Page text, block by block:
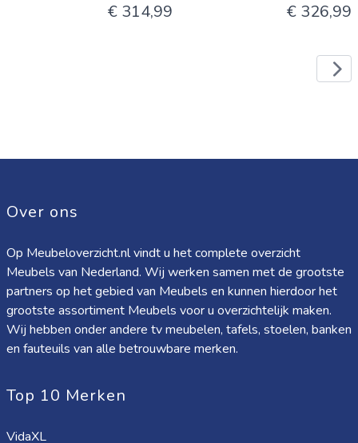
€ 314,99 € 326,99
Over ons
Op Meubeloverzicht.nl vindt u het complete overzicht
Meubels van Nederland. Wij werken samen met de grootste
partners op het gebied van Meubels en kunnen hierdoor het
grootste assortiment Meubels voor u overzichtelijk maken.
Wij hebben onder andere tv meubelen, tafels, stoelen, banken
en fauteuils van alle betrouwbare merken.
Top 10 Merken
VidaXL